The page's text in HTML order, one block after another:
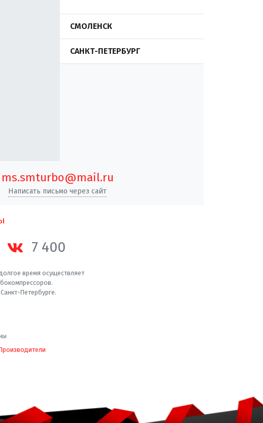
СМОЛЕНСК
САНКТ-ПЕТЕРБУРГ
ms.smturbo@mail.ru
Написать письмо через сайт
7 400
время осуществляет
Петербурге.